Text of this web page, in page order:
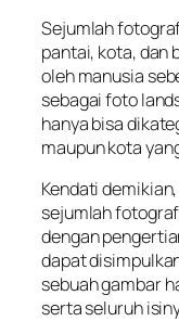
Sejumlah
pantai, kota, dan
oleh manusia
sebagai foto
hanya bisa
maupun kota
Kendati
sejumlah
dengan
dapat
sebuah gambar
serta seluruh